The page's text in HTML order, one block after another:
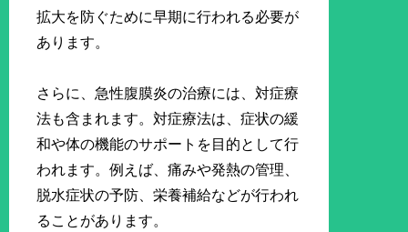
拡大を防ぐために早期に行われる必要が
あります。
さらに、急性腹膜炎の治療には、対症療
法も含まれます。対症療法は、症状の緩
和や体の機能のサポートを目的として行
われます。例えば、痛みや発熱の管理、
脱水症状の予防、栄養補給などが行われ
ることがあります。